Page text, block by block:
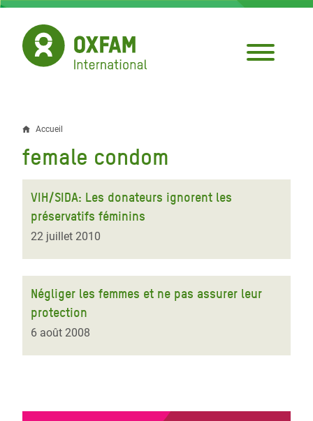
Aller
contenu
principal
Fil
d'Ariane
Accueil
female condom
VIH/SIDA: Les donateurs ignorent les
préservatifs féminins
22 juillet 2010
Négliger les femmes et ne pas assurer leur
protection
6 août 2008